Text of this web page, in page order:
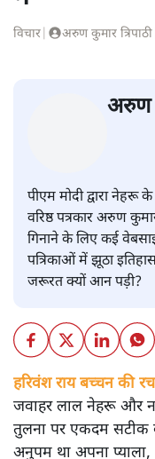
में
विचार| अरुण कुमार त्रिपाठी
अरुण
पीएम मोदी द्वारा नेहरू
वरिष्ठ पत्रकार अरुण
गिनाने के लिए कई